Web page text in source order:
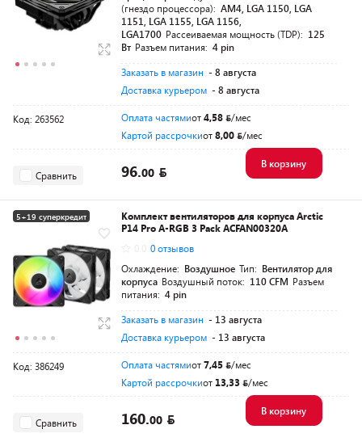
(гнездо процессора): AM4, LGA 1150, LGA
1151, LGA 1155, LGA 1156,
LGA1700 Рассеиваемая мощность (TDP): 125
Вт Разъем питания: 4 pin
Заказать в магазин - 8 августа
Доставка курьером - 8 августа
Код: 263562 Оплата частямиот4,58
/мес
Картой рассрочкиот8,00 /мес
Сравнить 96.00
В корзину
5+19 суперкредит
Комплект вентиляторов для корпуса Arctic
P14 Pro A-RGB 3 Pack ACFAN00320A
0 отзывов
Охлаждение: Воздушное Тип: Вентилятор для
корпуса Воздушный поток: 110 CFM Разъем
питания: 4 pin
Заказать в магазин - 13 августа
Доставка курьером - 13 августа
Код: 386249 Оплата частямиот7,45
/мес
Картой рассрочкиот 13,33 /мес
Сравнить 160.00
В корзину